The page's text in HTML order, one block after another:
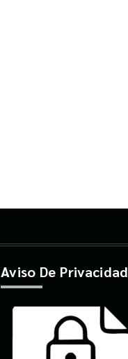
Aviso De Privacidad